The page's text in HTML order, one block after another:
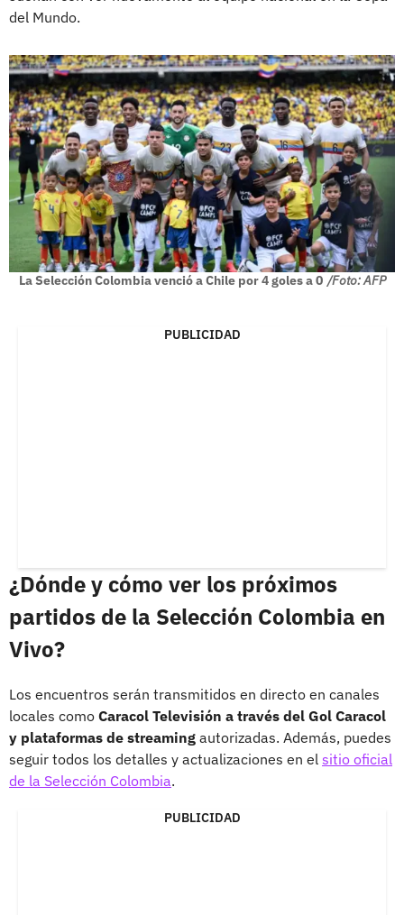
del Mundo.
La Selección Colombia venció a Chile por 4 goles a 0 /Foto: AFP
PUBLICIDAD
¿Dónde y cómo ver los próximos
partidos de la Selección Colombia en
Vivo?
Los encuentros serán transmitidos en directo en canales
locales como Caracol Televisión a través del Gol Caracol
y plataformas de streaming autorizadas. Además, puedes
seguir todos los detalles y actualizaciones en el sitio oficial
de la Selección Colombia.
PUBLICIDAD